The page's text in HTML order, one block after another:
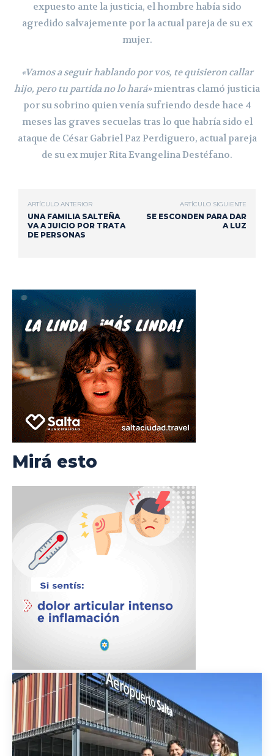
expuesto ante la justicia, el hombre había sido
agredido salvajemente por la actual pareja de su ex
mujer.
«Vamos a seguir hablando por vos, te quisieron callar
hijo, pero tu partida no lo hará»mientras clamó justicia
por su sobrino quien venía sufriendo desde hace 4
meses las graves secuelas tras lo que habría sido el
ataque de César Gabriel Paz Perdiguero, actual pareja
de su ex mujer Rita Evangelina Destéfano.
ARTÍCULO ANTERIOR
UNA FAMILIA SALTEÑA
VA A JUICIO POR TRATA
DE PERSONAS
ARTÍCULO SIGUIENTE
SE ESCONDEN PARA DAR
A LUZ
Mirá esto